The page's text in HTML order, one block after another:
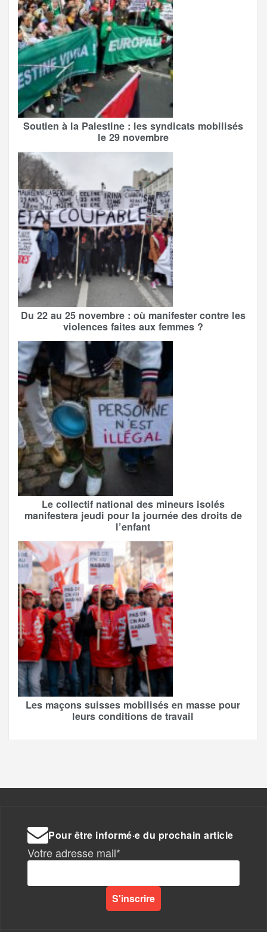
Soutien à la Palestine : les syndicats mobilisés
le 29 novembre
Du 22 au 25 novembre : où manifester contre les
violences faites aux femmes ?
Le collectif national des mineurs isolés
manifestera jeudi pour la journée des droits de
l’enfant
Les maçons suisses mobilisés en masse pour
leurs conditions de travail
Pour être informé·e du prochain article
Votre adresse mail*